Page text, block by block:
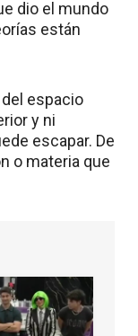
dio el mundo
están
espacio
y ni
escapar. De
o materia que